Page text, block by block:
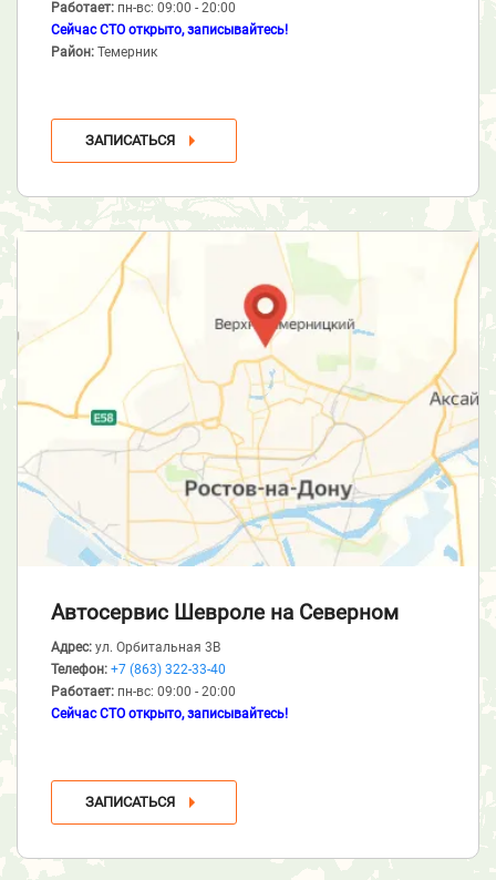
Работает: пн-вс: 09:00 - 20:00
Сейчас СТО открыто, записывайтесь!
Район: Темерник
ЗАПИСАТЬСЯ
Автосервис Шевроле на Северном
Адрес: ул. Орбитальная 3В
Телефон: +7 (863) 322-33-40
Работает: пн-вс: 09:00 - 20:00
Сейчас СТО открыто, записывайтесь!
ЗАПИСАТЬСЯ